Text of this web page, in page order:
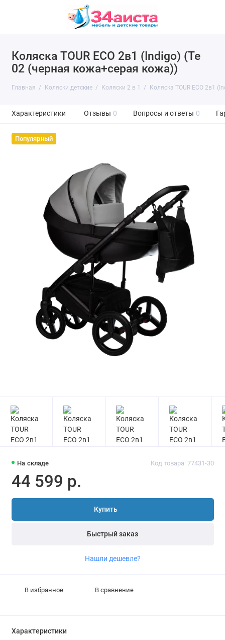
Коляска TOUR ECO 2в1 (Indigo) (Te
02 (черная кожа+серая кожа))
Главная Коляски детские Коляски 2 в 1 Коляска TOUR ECO 2в1
Характеристики Отзывы 0 Вопросы и ответы 0
Популярный
На складе Код товара: 77431-30
44 599 р.
Купить
Быстрый заказ
Нашли дешевле?
В избранное В сравнение
Характеристики